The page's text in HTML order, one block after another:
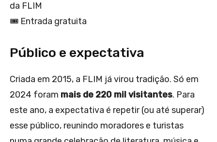
da FLIM
🎟 Entrada gratuita
Público e expectativa
Criada em 2015, a FLIM já virou tradição. Só em
2024 foram mais de 220 mil visitantes. Para
este ano, a expectativa é repetir (ou até superar)
esse público, reunindo moradores e turistas